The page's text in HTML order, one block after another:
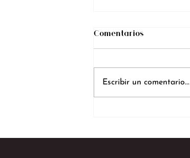
Comentarios
Escribir un comentario...